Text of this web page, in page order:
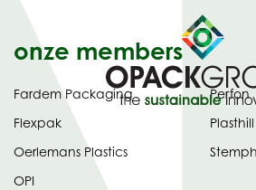
onze members
Fardem Packaging
Flexpak
Oerlemans Plastics
OPI
Perfon
Plasthill